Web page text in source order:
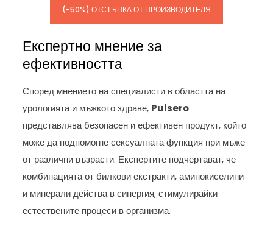
(-50%) ОТСТЪПКА ОТ ПРОИЗВОДИТЕЛЯ
Експертно мнение за
ефективността
Според мнението на специалисти в областта на
урологията и мъжкото здраве, Pulsero
представлява безопасен и ефективен продукт, който
може да подпомогне сексуалната функция при мъже
от различни възрасти. Експертите подчертават, че
комбинацията от билкови екстракти, аминокиселини
и минерали действа в синергия, стимулирайки
естествените процеси в организма.